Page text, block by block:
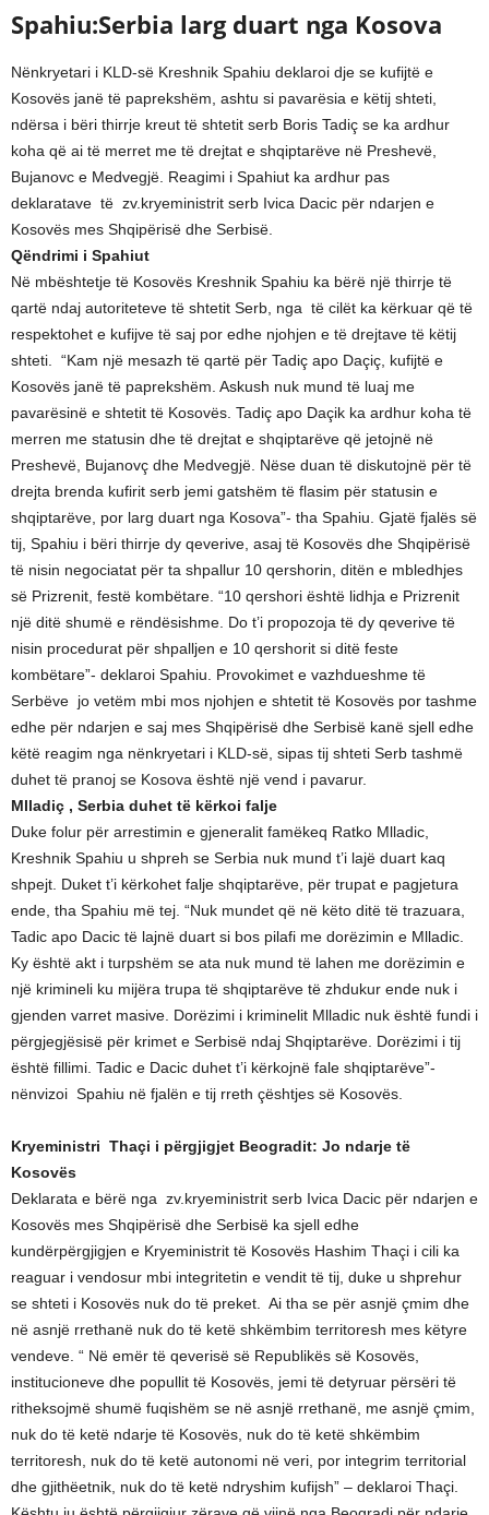
Spahiu:Serbia larg duart nga Kosova
Nënkryetari i KLD-së Kreshnik Spahiu deklaroi dje se kufijtë e
Kosovës janë të paprekshëm, ashtu si pavarësia e këtij shteti,
ndërsa i bëri thirrje kreut të shtetit serb Boris Tadiç se ka ardhur
koha që ai të merret me të drejtat e shqiptarëve në Preshevë,
Bujanovc e Medvegjë. Reagimi i Spahiut ka ardhur pas
deklaratave të zv.kryeministrit serb Ivica Dacic për ndarjen e
Kosovës mes Shqipërisë dhe Serbisë.
Qëndrimi i Spahiut
Në mbështetje të Kosovës Kreshnik Spahiu ka bërë një thirrje të
qartë ndaj autoriteteve të shtetit Serb, nga të cilët ka kërkuar që të
respektohet e kufijve të saj por edhe njohjen e të drejtave të këtij
shteti. “Kam një mesazh të qartë për Tadiç apo Daçiç, kufijtë e
Kosovës janë të paprekshëm. Askush nuk mund të luaj me
pavarësinë e shtetit të Kosovës. Tadiç apo Daçik ka ardhur koha të
merren me statusin dhe të drejtat e shqiptarëve që jetojnë në
Preshevë, Bujanovç dhe Medvegjë. Nëse duan të diskutojnë për të
drejta brenda kufirit serb jemi gatshëm të flasim për statusin e
shqiptarëve, por larg duart nga Kosova”- tha Spahiu. Gjatë fjalës së
tij, Spahiu i bëri thirrje dy qeverive, asaj të Kosovës dhe Shqipërisë
të nisin negociatat për ta shpallur 10 qershorin, ditën e mbledhjes
së Prizrenit, festë kombëtare. “10 qershori është lidhja e Prizrenit
një ditë shumë e rëndësishme. Do t’i propozoja të dy qeverive të
nisin procedurat për shpalljen e 10 qershorit si ditë feste
kombëtare”- deklaroi Spahiu. Provokimet e vazhdueshme të
Serbëve jo vetëm mbi mos njohjen e shtetit të Kosovës por tashme
edhe për ndarjen e saj mes Shqipërisë dhe Serbisë kanë sjell edhe
këtë reagim nga nënkryetari i KLD-së, sipas tij shteti Serb tashmë
duhet të pranoj se Kosova është një vend i pavarur.
Mlladiç , Serbia duhet të kërkoi falje
Duke folur për arrestimin e gjeneralit famëkeq Ratko Mlladic,
Kreshnik Spahiu u shpreh se Serbia nuk mund t’i lajë duart kaq
shpejt. Duket t’i kërkohet falje shqiptarëve, për trupat e pagjetura
ende, tha Spahiu më tej. “Nuk mundet që në këto ditë të trazuara,
Tadic apo Dacic të lajnë duart si bos pilafi me dorëzimin e Mlladic.
Ky është akt i turpshëm se ata nuk mund të lahen me dorëzimin e
një krimineli ku mijëra trupa të shqiptarëve të zhdukur ende nuk i
gjenden varret masive. Dorëzimi i kriminelit Mlladic nuk është fundi i
përgjegjësisë për krimet e Serbisë ndaj Shqiptarëve. Dorëzimi i tij
është fillimi. Tadic e Dacic duhet t’i kërkojnë fale shqiptarëve”-
nënvizoi Spahiu në fjalën e tij rreth çështjes së Kosovës.
Kryeministri Thaçi i përgjigjet Beogradit: Jo ndarje të
Kosovës
Deklarata e bërë nga zv.kryeministrit serb Ivica Dacic për ndarjen e
Kosovës mes Shqipërisë dhe Serbisë ka sjell edhe
kundërpërgjigjen e Kryeministrit të Kosovës Hashim Thaçi i cili ka
reaguar i vendosur mbi integritetin e vendit të tij, duke u shprehur
se shteti i Kosovës nuk do të preket. Ai tha se për asnjë çmim dhe
në asnjë rrethanë nuk do të ketë shkëmbim territoresh mes këtyre
vendeve. “ Në emër të qeverisë së Republikës së Kosovës,
institucioneve dhe popullit të Kosovës, jemi të detyruar përsëri të
ritheksojmë shumë fuqishëm se në asnjë rrethanë, me asnjë çmim,
nuk do të ketë ndarje të Kosovës, nuk do të ketë shkëmbim
territoresh, nuk do të ketë autonomi në veri, por integrim territorial
dhe gjithëetnik, nuk do të ketë ndryshim kufijsh” – deklaroi Thaçi.